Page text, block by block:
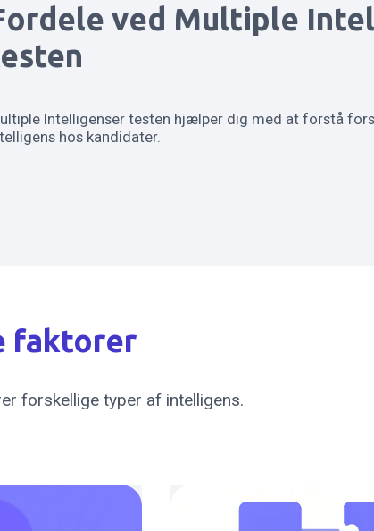
ved Multiple
Intelligenser testen hjælper dig med at forstå
hos kandidater.
faktorer
forskellige typer af intelligens.